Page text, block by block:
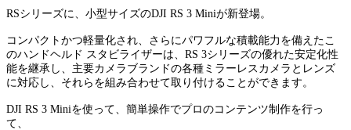
RSシリーズに、小型サイズのDJI RS 3 Miniが新登場。
コンパクトかつ軽量化され、さらにパワフルな積載能力を備えたこ
のハンドヘルド スタビライザーは、RS 3シリーズの優れた安定化性
能を継承し、主要カメラブランドの各種ミラーレスカメラとレンズ
に対応し、それらを組み合わせて取り付けることができます。
DJI RS 3 Miniを使って、簡単操作でプロのコンテンツ制作を行っ
て、